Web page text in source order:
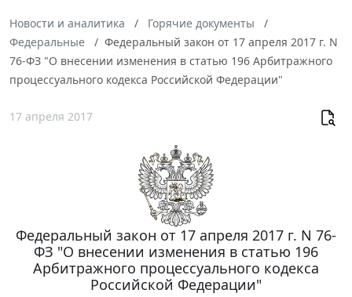
Новости и аналитика
Горячие документы
Федеральные
Федеральный закон от 17 апреля 2017 г. N
76-ФЗ "О внесении изменения в статью 196 Арбитражного
процессуального кодекса Российской Федерации"
17 апреля 2017
Федеральный закон от 17 апреля 2017 г. N 76-
ФЗ "О внесении изменения в статью 196
Арбитражного процессуального кодекса
Российской Федерации"